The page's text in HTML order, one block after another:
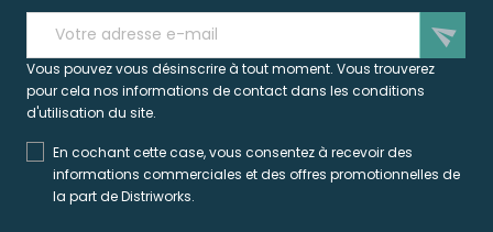
send
Vous pouvez vous désinscrire à tout moment. Vous trouverez
pour cela nos informations de contact dans les conditions
d'utilisation du site.
En cochant cette case, vous consentez à recevoir des
informations commerciales et des offres promotionnelles de
la part de Distriworks.